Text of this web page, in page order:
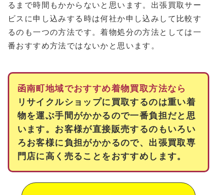
るまで時間もかからないと思います。出張買取サー
ビスに申し込みする時は何社か申し込みして比較す
るのも一つの方法です。着物処分の方法としては一
番おすすめ方法ではないかと思います。
函南町地域でおすすめ着物買取方法なら
リサイクルショップに買取するのは重い着
物を運ぶ手間がかかるので一番負担だと思
います。お客様が直接販売するのもいろい
ろお客様に負担がかかるので、出張買取専
門店に高く売ることをおすすめします。